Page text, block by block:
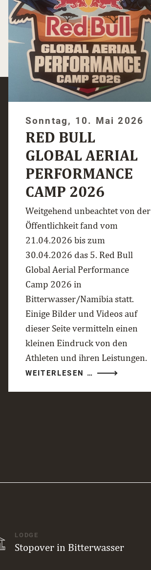
Sonntag, 10. Mai 2026
RED BULL
GLOBAL AERIAL
PERFORMANCE
CAMP 2026
Weitgehend unbeachtet von der
Öffentlichkeit fand vom
21.04.2026 bis zum
30.04.2026 das 5. Red Bull
Global Aerial Performance
Camp 2026 in
Bitterwasser/Namibia statt.
Einige Bilder und Videos auf
dieser Seite vermitteln einen
kleinen Eindruck von den
Athleten und ihren Leistungen.
WEITERLESEN … BULL
AERIAL
LODGE
Stopover in Bitterwasser